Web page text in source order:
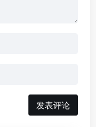
发表评论